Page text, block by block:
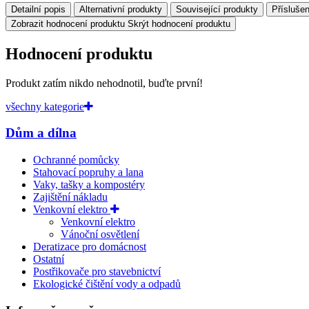
Detailní popis Alternativní produkty Související produkty
Zobrazit hodnocení produktu Skrýt hodnocení produktu
Hodnocení produktu
Produkt zatím nikdo nehodnotil, buďte první!
všechny kategorie
Dům a dílna
Ochranné pomůcky
Stahovací popruhy a lana
Vaky, tašky a kompostéry
Zajištění nákladu
Venkovní elektro
Venkovní elektro
Vánoční osvětlení
Deratizace pro domácnost
Ostatní
Postřikovače pro stavebnictví
Ekologické čištění vody a odpadů